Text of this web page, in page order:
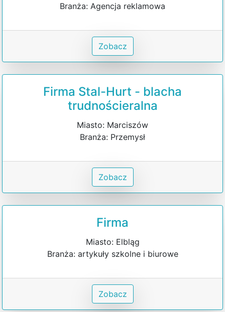
Branża: Agencja reklamowa
Zobacz
Firma Stal-Hurt - blacha
trudnościeralna
Miasto: Marciszów
Branża: Przemysł
Zobacz
Firma
Miasto: Elbląg
Branża: artykuły szkolne i biurowe
Zobacz